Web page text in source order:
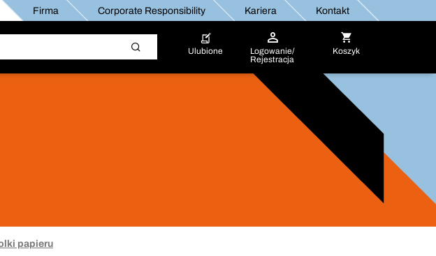
Firma Corporate Responsibility Kariera Kontakt
Ulubione
Logowanie/
Rejestracja
Koszyk
papieru